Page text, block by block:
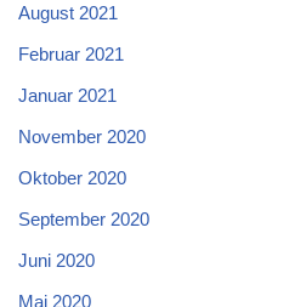
August 2021
Februar 2021
Januar 2021
November 2020
Oktober 2020
September 2020
Juni 2020
Mai 2020